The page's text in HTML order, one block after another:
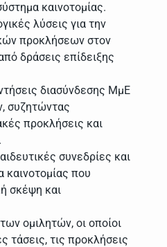
καινοτομίας.
λύσεις για την
προκλήσεων στον
δράσεις επίδειξης
διασύνδεσης ΜμΕ
συζητώντας
προκλήσεις και
συνεδρίες και
καινοτομίας που
σκέψη και
ομιλητών, οι οποίοι
τάσεις, τις προκλήσεις